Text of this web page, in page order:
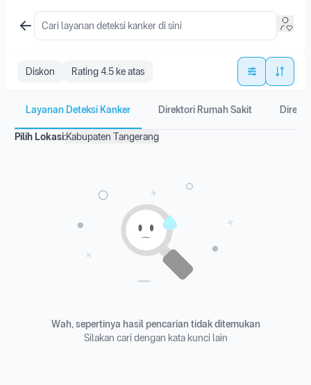
Diskon Rating 4.5 ke atas
Layanan Deteksi Kanker Direktori Rumah Sakit
Pilih Lokasi:Kabupaten Tangerang
Wah, sepertinya hasil pencarian tidak ditemukan
Silakan cari dengan kata kunci lain